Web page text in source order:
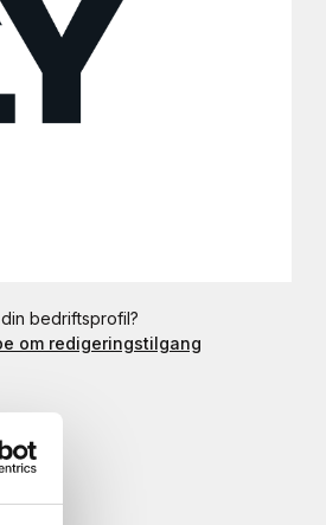
bedriftsprofil?
om redigeringstilgang